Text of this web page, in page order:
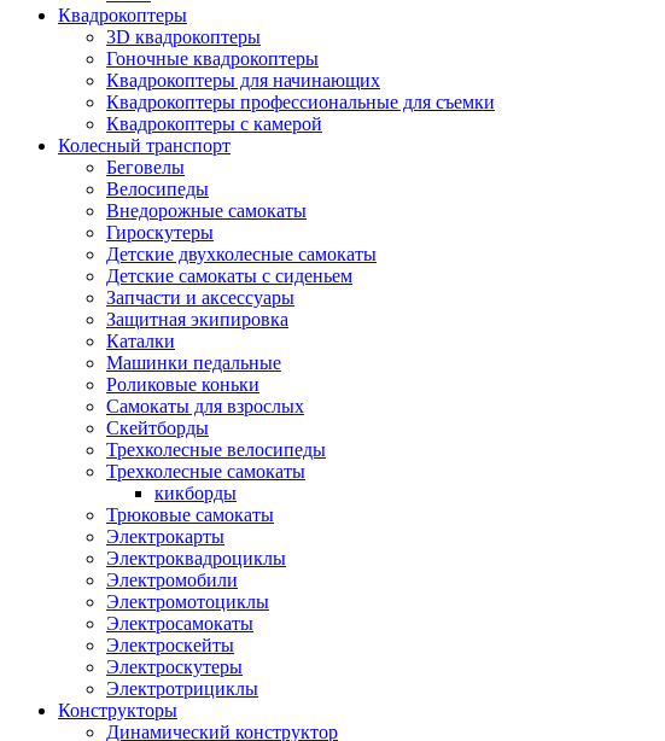
Квадрокоптеры
3D квадрокоптеры
Гоночные квадрокоптеры
Квадрокоптеры для начинающих
Квадрокоптеры профессиональные для съемки
Квадрокоптеры с камерой
Колесный транспорт
Беговелы
Велосипеды
Внедорожные самокаты
Гироскутеры
Детские двухколесные самокаты
Детские самокаты с сиденьем
Запчасти и аксессуары
Защитная экипировка
Каталки
Машинки педальные
Роликовые коньки
Самокаты для взрослых
Скейтборды
Трехколесные велосипеды
Трехколесные самокаты
кикборды
Трюковые самокаты
Электрокарты
Электроквадроциклы
Электромобили
Электромотоциклы
Электросамокаты
Электроскейты
Электроскутеры
Электротрициклы
Конструкторы
Динамический конструктор